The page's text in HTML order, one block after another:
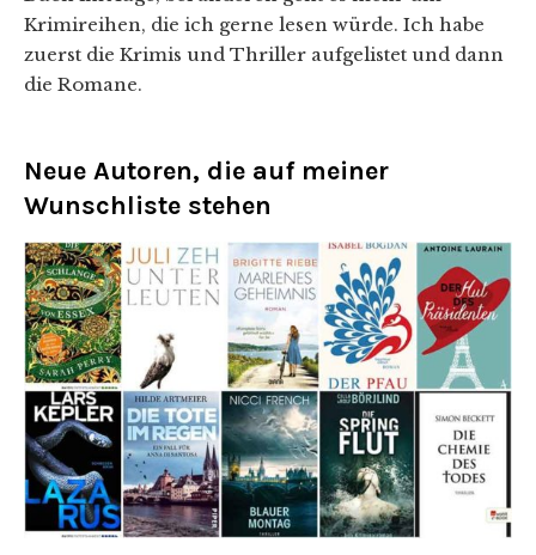
Krimireihen, die ich gerne lesen würde. Ich habe
zuerst die Krimis und Thriller aufgelistet und dann
die Romane.
Neue Autoren, die auf meiner
Wunschliste stehen